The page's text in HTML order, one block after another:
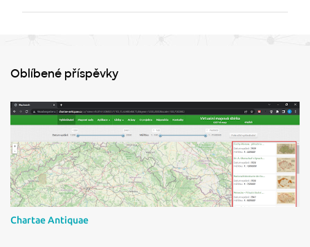
ř
e
Oblíbené příspěvky
Chartae Antiquae